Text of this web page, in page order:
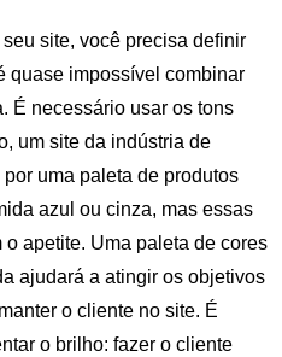
site, você precisa definir
quase impossível combinar
É necessário usar os tons
um site da indústria de
uma paleta de produtos
azul ou cinza, mas essas
apetite. Uma paleta de cores
ajudará a atingir os objetivos
o cliente no site. É
o brilho: fazer o cliente